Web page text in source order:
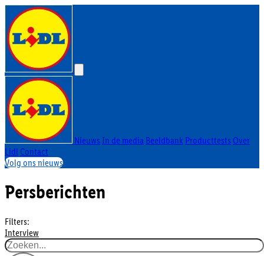
Nieuws In de mediaBeeldbank Producttests Over
Lidl Contact
Volg ons nieuws
Persberichten
Filters:
Interview